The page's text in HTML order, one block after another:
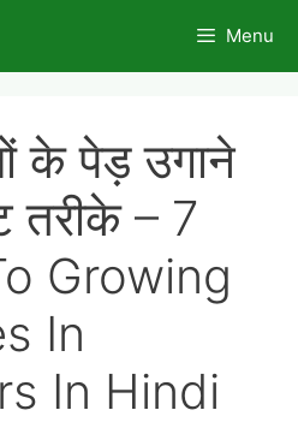
Menu
के पेड़ उगाने
तरीके – 7
Growing
In
In Hindi